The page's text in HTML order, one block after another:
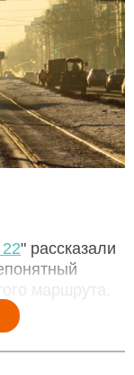
" рассказали
маршрута.